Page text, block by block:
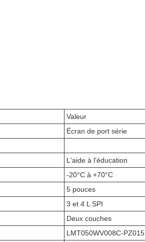
Valeur
Écran de port série
L'aide à l'éducation
-20°C à +70°C
5 pouces
3 et 4 L SPI
Deux couches
LMT050WV008C-PZ015